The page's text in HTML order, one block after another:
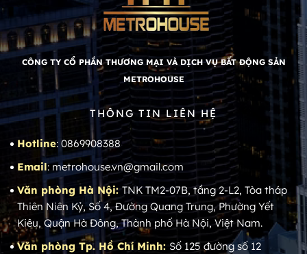
CÔNG TY CỔ PHẦN THƯƠNG MẠI VÀ DỊCH VỤ BẤT ĐỘNG SẢN
METROHOUSE
THÔNG TIN LIÊN HỆ
Hotline: 0869908388
Email: metrohouse.vn@gmail.com
Văn phòng Hà Nội:TNK TM2-07B, tầng 2-L2, Tòa tháp
Thiên Niên Kỷ, Số 4, Đường Quang Trung, Phường Yết
Kiêu, Quận Hà Đông, Thành phố Hà Nội, Việt Nam.
Văn phòng Tp. Hồ Chí Minh: Số 125 đường số 12